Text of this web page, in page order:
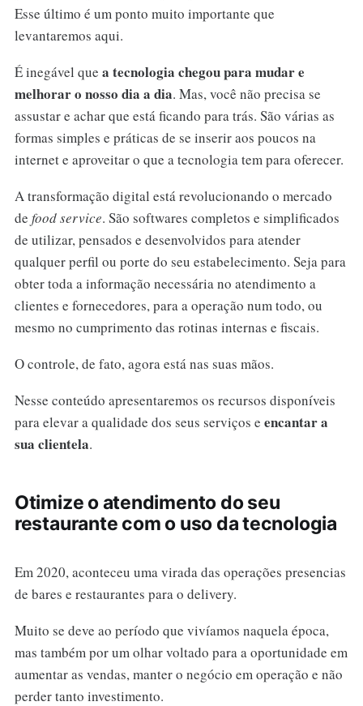
Esse último é um ponto muito importante que
levantaremos aqui.
É inegável que a tecnologia chegou para mudar e
melhorar o nosso dia a dia. Mas, você não precisa se
assustar e achar que está ficando para trás. São várias as
formas simples e práticas de se inserir aos poucos na
internet e aproveitar o que a tecnologia tem para oferecer.
A transformação digital está revolucionando o mercado
de food service. São softwares completos e simplificados
de utilizar, pensados e desenvolvidos para atender
qualquer perfil ou porte do seu estabelecimento. Seja para
obter toda a informação necessária no atendimento a
clientes e fornecedores, para a operação num todo, ou
mesmo no cumprimento das rotinas internas e fiscais.
O controle, de fato, agora está nas suas mãos.
Nesse conteúdo apresentaremos os recursos disponíveis
para elevar a qualidade dos seus serviços e encantar a
sua clientela.
Otimize o atendimento do seu
restaurante com o uso da tecnologia
Em 2020, aconteceu uma virada das operações presencias
de bares e restaurantes para o delivery.
Muito se deve ao período que vivíamos naquela época,
mas também por um olhar voltado para a oportunidade em
aumentar as vendas, manter o negócio em operação e não
perder tanto investimento.